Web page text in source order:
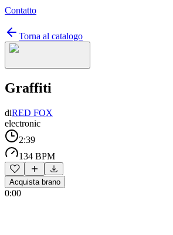
Contatto
Torna al catalogo
Graffiti
diRED FOX
electronic
2:39
134 BPM
Acquista brano
0:00